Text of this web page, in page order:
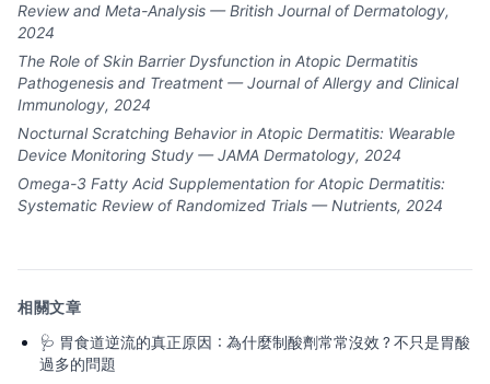
Review and Meta-Analysis — British Journal of Dermatology,
2024
The Role of Skin Barrier Dysfunction in Atopic Dermatitis
Pathogenesis and Treatment — Journal of Allergy and Clinical
Immunology, 2024
Nocturnal Scratching Behavior in Atopic Dermatitis: Wearable
Device Monitoring Study — JAMA Dermatology, 2024
Omega-3 Fatty Acid Supplementation for Atopic Dermatitis:
Systematic Review of Randomized Trials — Nutrients, 2024
相關文章
🩺 胃食道逆流的真正原因：為什麼制酸劑常常沒效？不只是胃酸
過多的問題